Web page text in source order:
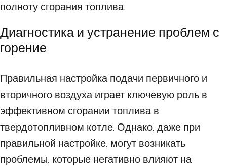
полноту сгорания топлива.
Диагностика и устранение проблем с
горение
Правильная настройка подачи первичного и
вторичного воздуха играет ключевую роль в
эффективном сгорании топлива в
твердотопливном котле. Однако, даже при
правильной настройке, могут возникать
проблемы, которые негативно влияют на